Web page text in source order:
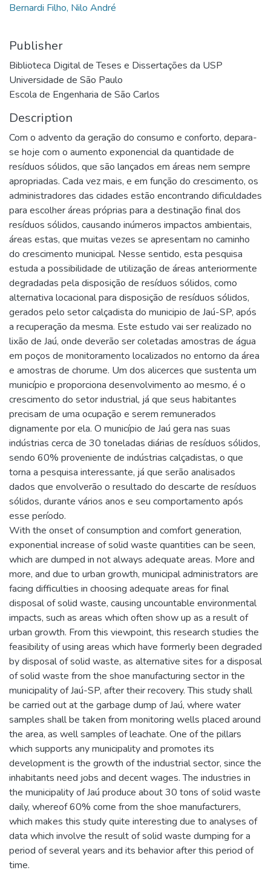
Bernardi Filho, Nilo André
Publisher
Biblioteca Digital de Teses e Dissertações da USP
Universidade de São Paulo
Escola de Engenharia de São Carlos
Description
Com o advento da geração do consumo e conforto, depara-
se hoje com o aumento exponencial da quantidade de
resíduos sólidos, que são lançados em áreas nem sempre
apropriadas. Cada vez mais, e em função do crescimento, os
administradores das cidades estão encontrando dificuldades
para escolher áreas próprias para a destinação final dos
resíduos sólidos, causando inúmeros impactos ambientais,
áreas estas, que muitas vezes se apresentam no caminho
do crescimento municipal. Nesse sentido, esta pesquisa
estuda a possibilidade de utilização de áreas anteriormente
degradadas pela disposição de resíduos sólidos, como
alternativa locacional para disposição de resíduos sólidos,
gerados pelo setor calçadista do municipio de Jaú-SP, após
a recuperação da mesma. Este estudo vai ser realizado no
lixão de Jaú, onde deverão ser coletadas amostras de água
em poços de monitoramento localizados no entorno da área
e amostras de chorume. Um dos alicerces que sustenta um
município e proporciona desenvolvimento ao mesmo, é o
crescimento do setor industrial, já que seus habitantes
precisam de uma ocupação e serem remunerados
dignamente por ela. O município de Jaú gera nas suas
indústrias cerca de 30 toneladas diárias de resíduos sólidos,
sendo 60% proveniente de indústrias calçadistas, o que
torna a pesquisa interessante, já que serão analisados
dados que envolverão o resultado do descarte de resíduos
sólidos, durante vários anos e seu comportamento após
esse período.
With the onset of consumption and comfort generation,
exponential increase of solid waste quantities can be seen,
which are dumped in not always adequate areas. More and
more, and due to urban growth, municipal administrators are
facing difficulties in choosing adequate areas for final
disposal of solid waste, causing uncountable environmental
impacts, such as areas which often show up as a result of
urban growth. From this viewpoint, this research studies the
feasibility of using areas which have formerly been degraded
by disposal of solid waste, as alternative sites for a disposal
of solid waste from the shoe manufacturing sector in the
municipality of Jaú-SP, after their recovery. This study shall
be carried out at the garbage dump of Jaú, where water
samples shall be taken from monitoring wells placed around
the area, as well samples of leachate. One of the pillars
which supports any municipality and promotes its
development is the growth of the industrial sector, since the
inhabitants need jobs and decent wages. The industries in
the municipality of Jaú produce about 30 tons of solid waste
daily, whereof 60% come from the shoe manufacturers,
which makes this study quite interesting due to analyses of
data which involve the result of solid waste dumping for a
period of several years and its behavior after this period of
time.